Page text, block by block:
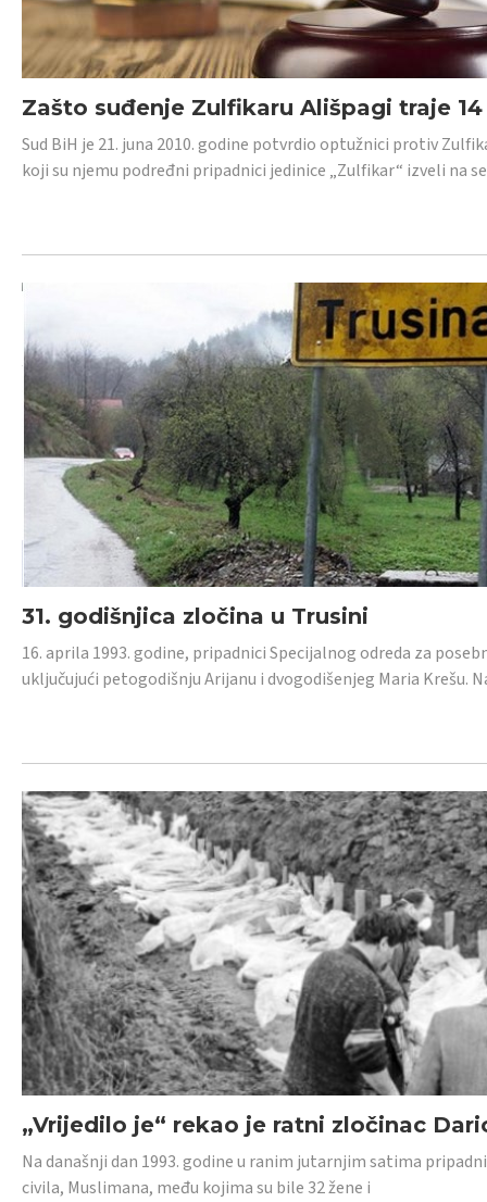
Zašto suđenje Zulfikaru Ališpagi traje
Sud BiH je 21. juna 2010. godine potvrdio optužnici protiv
koji su njemu podređni pripadnici jedinice „Zulfikar“ izveli na
31. godišnjica zločina u Trusini
16. aprila 1993. godine, pripadnici Specijalnog odreda za
uključujući petogodišnju Arijanu i dvogodišenjeg Maria Krešu.
„Vrijedilo je“ rekao je ratni zločinac
Na današnji dan 1993. godine u ranim jutarnjim satima
civila, Muslimana, među kojima su bile 32 žene i